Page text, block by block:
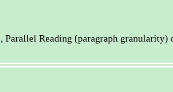
Reading (paragraph granularity)